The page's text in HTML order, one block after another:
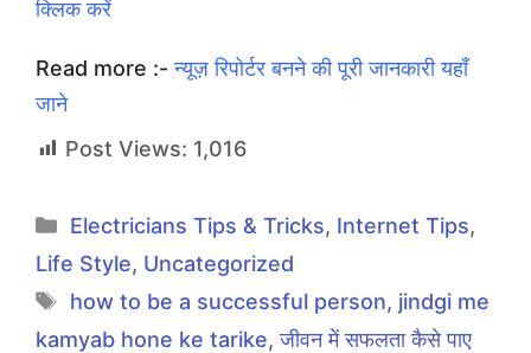
क्लिक करें
Read more :-न्यूज़ रिपोर्टर बनने की पूरी जानकारी यहाँ
जाने
Post Views: 1,016
Categories
Electricians Tips & Tricks, Internet Tips,
Life Style, Uncategorized
Tags
how to be a successful person, jindgi me
kamyab hone ke tarike,जीवन में सफलता कैसे पाए